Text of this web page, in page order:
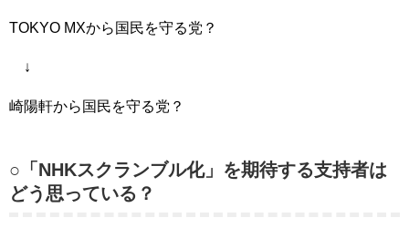
TOKYO MXから国民を守る党？
↓
崎陽軒から国民を守る党？
○「NHKスクランブル化」を期待する支持者は
どう思っている？